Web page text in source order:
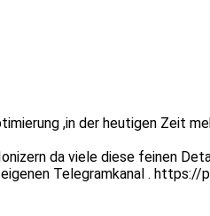
,in der heutigen Zeit
da viele diese feinen
Telegramkanal .